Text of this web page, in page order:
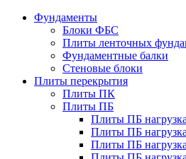
Фундаменты
Блоки ФБС
Плиты ленточных
Фундаментные балки
Стеновые блоки
Плиты перекрытия
Плиты ПК
Плиты ПБ
Плиты ПБ
Плиты ПБ
Плиты ПБ